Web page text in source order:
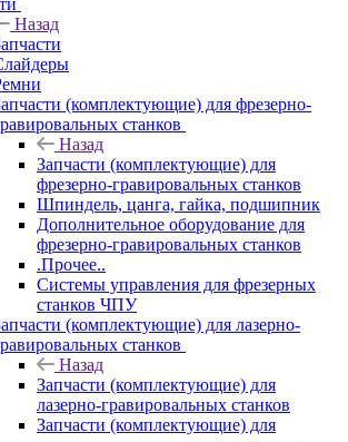
Назад
(комплектующие) для фрезерно-
станков
Назад
Запчасти (комплектующие) для
фрезерно-гравировальных станков
Шпиндель, цанга, гайка, подшипник
Дополнительное оборудование для
фрезерно-гравировальных станков
.Прочее..
Системы управления для фрезерных
станков ЧПУ
(комплектующие) для лазерно-
станков
Назад
Запчасти (комплектующие) для
лазерно-гравировальных станков
Запчасти (комплектующие) для